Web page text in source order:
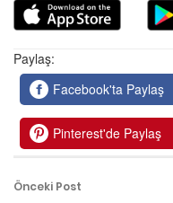
Paylaş:
Facebook'ta Paylaş
Pinterest'de Paylaş
Önceki Post